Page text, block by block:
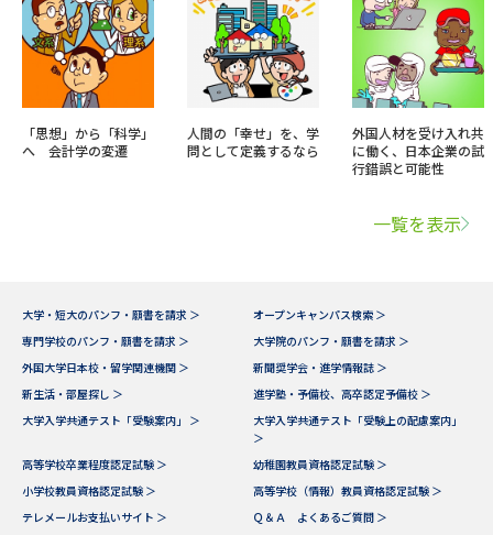
「思想」から「科学」
へ 会計学の変遷
人間の「幸せ」を、学
問として定義するなら
外国人材を受け入れ共
に働く、日本企業の試
行錯誤と可能性
一覧を表示
大学・短大のパンフ・願書を請求 ＞
オープンキャンパス検索 ＞
専門学校のパンフ・願書を請求 ＞
大学院のパンフ・願書を請求 ＞
外国大学日本校・留学関連機関 ＞
新聞奨学会・進学情報誌 ＞
新生活・部屋探し ＞
進学塾・予備校、高卒認定予備校 ＞
大学入学共通テスト「受験案内」 ＞
大学入学共通テスト「受験上の配慮案内」
＞
高等学校卒業程度認定試験 ＞
幼稚園教員資格認定試験 ＞
小学校教員資格認定試験 ＞
高等学校（情報）教員資格認定試験 ＞
テレメールお支払いサイト ＞
Ｑ＆Ａ よくあるご質問 ＞